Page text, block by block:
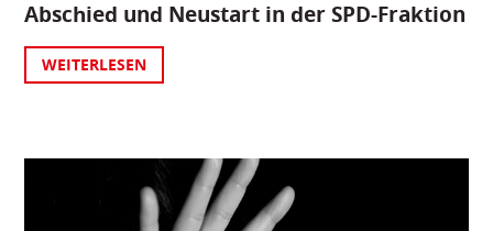
Abschied und Neustart in der SPD-Fraktion
WEITERLESEN